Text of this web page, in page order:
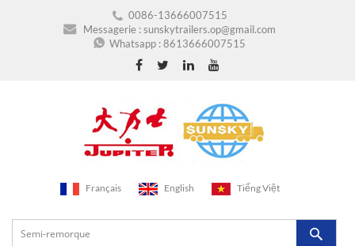
0086-13666007515
Messagerie :sunskytrailers.op@gmail.com
Whatsapp :8613666007515
Français English Tiếng Việt